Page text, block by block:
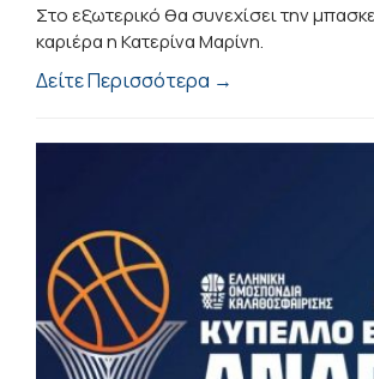
Στο εξωτερικό θα συνεχίσει την
καριέρα η Κατερίνα Μαρίνη.
Δείτε Περισσότερα →